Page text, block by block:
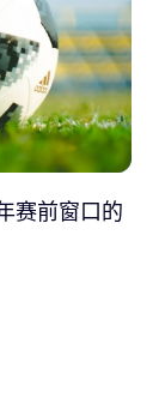
赛前窗口的